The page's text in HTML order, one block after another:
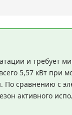
и требует
5,57 кВт при
сравнению с
активного